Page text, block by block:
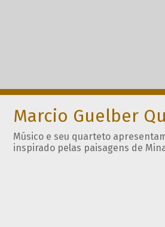
Marcio Guelber
Músico e seu quarteto
inspirado pelas paisagens de